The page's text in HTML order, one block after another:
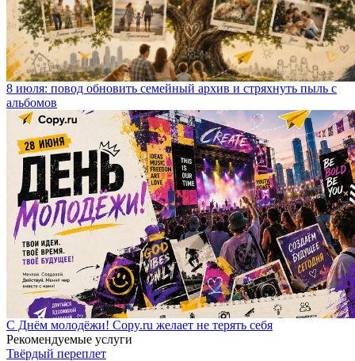
8 июля: повод обновить семейный архив и стряхнуть пыль с
альбомов
С Днём молодёжи! Copy.ru желает не терять себя
Рекомендуемые услуги
Твёрдый переплет